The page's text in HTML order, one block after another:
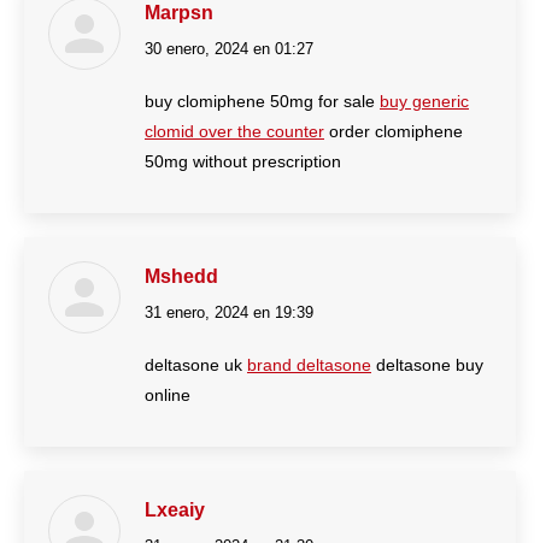
Marpsn
dice:
30 enero, 2024 en 01:27
buy clomiphene 50mg for sale buy generic
clomid over the counter order clomiphene
50mg without prescription
Mshedd
dice:
31 enero, 2024 en 19:39
deltasone uk brand deltasone deltasone buy
online
Lxeaiy